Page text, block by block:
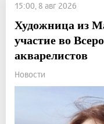
15:00, 8 авг 2026
Художница из
участие во
акварелистов
Новости